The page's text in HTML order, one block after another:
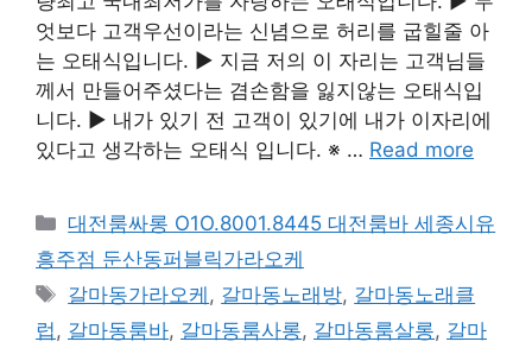
엇보다 고객우선이라는 신념으로 허리를 굽힐줄 아
는 오태식입니다. ▶ 지금 저의 이 자리는 고객님들
께서 만들어주셨다는 겸손함을 잃지않는 오태식입
니다. ▶ 내가 있기 전 고객이 있기에 내가 이자리에
있다고 생각하는 오태식 입니다. ※ … Read more
카
테
고
리
대전룸싸롱 O1O.8001.8445 대전룸바 세종시유
흥주점 둔산동퍼블릭가라오케
태
그
갈마동가라오케 , 갈마동노래방, 갈마동노래클
럽 , 갈마동룸바, 갈마동룸사롱, 갈마동룸살롱, 갈마